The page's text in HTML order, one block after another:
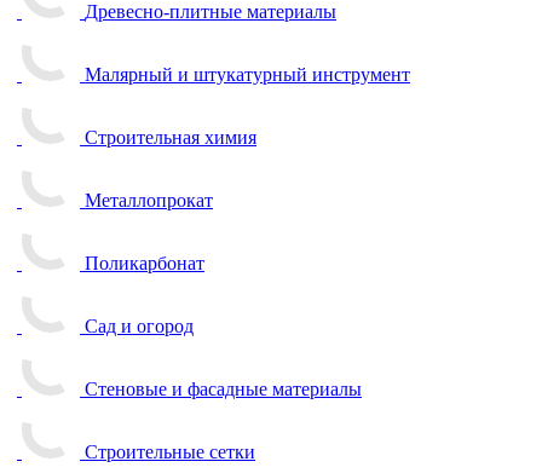
Древесно-плитные материалы
Малярный и штукатурный инструмент
Строительная химия
Металлопрокат
Поликарбонат
Сад и огород
Стеновые и фасадные материалы
Строительные сетки